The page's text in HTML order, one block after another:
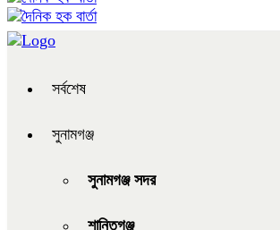
সর্বশেষ
সুনামগঞ্জ
সুনামগঞ্জ সদর
শান্তিগঞ্জ